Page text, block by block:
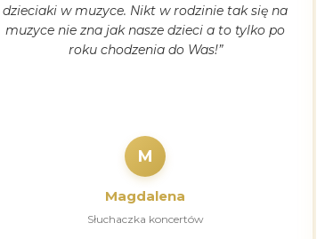
dzieciaki w muzyce. Nikt w rodzinie tak się na
muzyce nie zna jak nasze dzieci a to tylko po
roku chodzenia do Was!”
M
Magdalena
Słuchaczka koncertów